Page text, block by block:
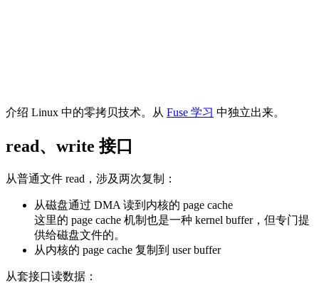
介绍 Linux 中的零拷贝技术。从 Fuse 学习 中独立出来。
read、write 接口
从普通文件 read，涉及两次复制：
从磁盘通过 DMA 读到内核的 page cache
这里的 page cache 机制也是一种 kernel buffer，但专门提
供给磁盘文件的。
从内核的 page cache 复制到 user buffer
从套接口读数据：